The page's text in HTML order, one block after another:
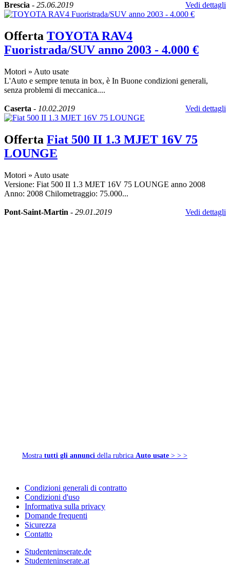
Brescia - 25.06.2019 Vedi dettagli
Offerta TOYOTA RAV4
Fuoristrada/SUV anno 2003 - 4.000 €
Motori » Auto usate
L'Auto e sempre tenuta in box, è In Buone condizioni generali,
senza problemi di meccanica....
Caserta - 10.02.2019 Vedi dettagli
Offerta Fiat 500 II 1.3 MJET 16V 75
LOUNGE
Motori » Auto usate
Versione: Fiat 500 II 1.3 MJET 16V 75 LOUNGE anno 2008
Anno: 2008 Chilometraggio: 75.000...
Pont-Saint-Martin - 29.01.2019 Vedi dettagli
Mostra tutti gli annunci della rubrica Auto usate > > >
Condizioni generali di contratto
Condizioni d'uso
Informativa sulla privacy
Domande frequenti
Sicurezza
Contatto
Studenteninserate.de
Studenteninserate.at